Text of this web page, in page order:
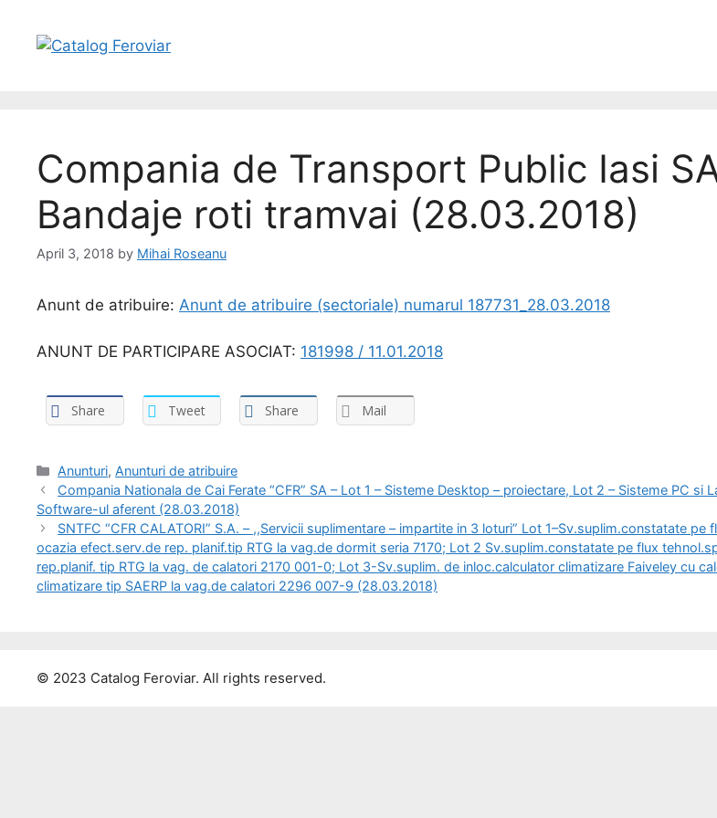
Compania de Transport Public Iasi
Bandaje roti tramvai (28.03.2018)
April 3, 2018 by Mihai Roseanu
Anunt de atribuire: Anunt de atribuire (sectoriale) numarul 187731_28.03.2018
ANUNT DE PARTICIPARE ASOCIAT: 181998 / 11.01.2018
Share Tweet Share Mail
Anunturi, Anunturi de atribuire
Compania Nationala de Cai Ferate “CFR” SA – Lot 1 – Sisteme Desktop – proiectare, Lot 2 – Sisteme PC si
Software-ul aferent (28.03.2018)
SNTFC “CFR CALATORI” S.A. – ,,Servicii suplimentare – impartite in 3 loturi” Lot 1–Sv.suplim.constatate pe
ocazia efect.serv.de rep. planif.tip RTG la vag.de dormit seria 7170; Lot 2 Sv.suplim.constatate pe flux
rep.planif. tip RTG la vag. de calatori 2170 001-0; Lot 3-Sv.suplim. de inloc.calculator climatizare Faiveley cu
climatizare tip SAERP la vag.de calatori 2296 007-9 (28.03.2018)
© 2023 Catalog Feroviar. All rights reserved.